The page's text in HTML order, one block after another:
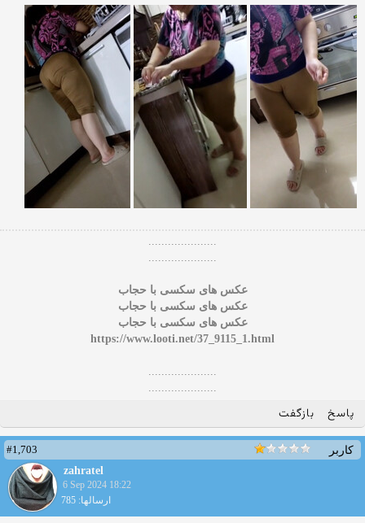
.....................
.....................
عکس های سکسی با حجاب
عکس های سکسی با حجاب
عکس های سکسی با حجاب
https://www.looti.net/37_9115_1.html
.....................
.....................
پاسخ بازگفت
کاربر
#1,703
zahratel
6 Sep 2024 18:22
ارسالها: 785